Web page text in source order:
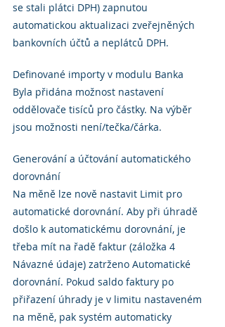
se stali plátci DPH) zapnutou
automatickou aktualizaci zveřejněných
bankovních účtů a neplátců DPH.
Definované importy v modulu Banka
Byla přidána možnost nastavení
oddělovače tisíců pro částky. Na výběr
jsou možnosti není/tečka/čárka.
Generování a účtování automatického
dorovnání
Na měně lze nově nastavit Limit pro
automatické dorovnání. Aby při úhradě
došlo k automatickému dorovnání, je
třeba mít na řadě faktur (záložka 4
Návazné údaje) zatrženo Automatické
dorovnání. Pokud saldo faktury po
přiřazení úhrady je v limitu nastaveném
na měně, pak systém automaticky